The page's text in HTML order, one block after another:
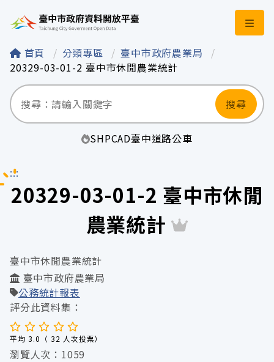
臺中市政府資料開
首頁 分類專區
臺中市政府農業局
20329-03-01-2 臺中市休閒農業統計
搜尋
SHPCAD臺中道路公車
:::
20329-03-01-2 臺中市休閒
農業統計
臺中市休閒農業統計
臺中市政府農業局
公務統計報表
評分此資料集：
平均 3.0（ 32 人次投票）
瀏覽人次：1059